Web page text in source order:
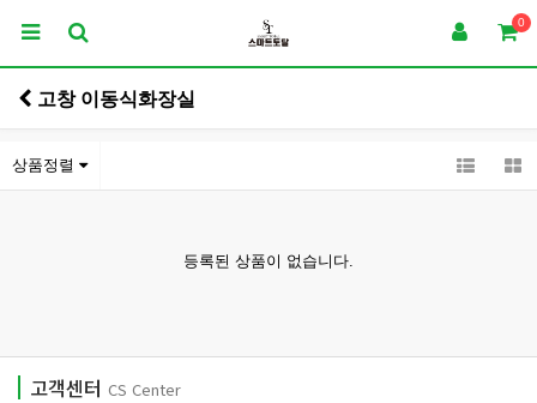
0
고창 이동식화장실
상품정렬
등록된 상품이 없습니다.
고객센터 CS Center